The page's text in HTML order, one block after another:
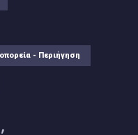
- Περιήγηση